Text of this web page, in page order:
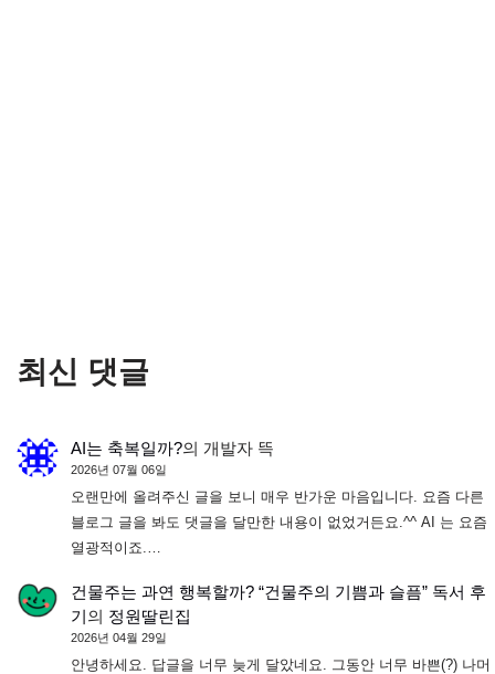
최신 댓글
AI는 축복일까?의 개발자 뜩
2026년 07월 06일
오랜만에 올려주신 글을 보니 매우 반가운 마음입니다. 요즘 다른
블로그 글을 봐도 댓글을 달만한 내용이 없었거든요.^^ AI 는 요즘
열광적이죠.…
건물주는 과연 행복할까? “건물주의 기쁨과 슬픔” 독서 후
기의 정원딸린집
2026년 04월 29일
안녕하세요. 답글을 너무 늦게 달았네요. 그동안 너무 바쁜(?) 나머